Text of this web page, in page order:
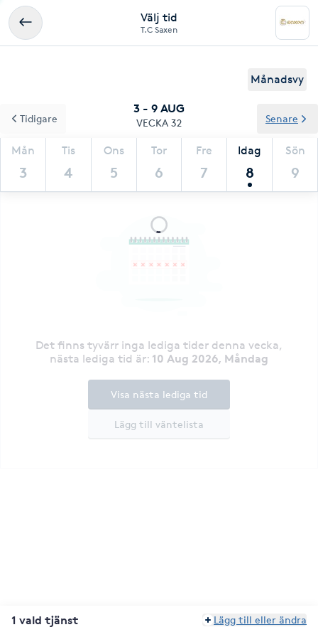
Välj tid
T.C Saxen
Månadsvy
3 - 9 AUG
VECKA 32
Mån
3
Tis
4
Ons
5
Tor
6
Fre
7
Idag
8
Sön
9
Tidigare Senare
Det finns tyvärr inga lediga tider denna vecka,
nästa lediga tid är: 10 Aug 2026, Måndag
Lägg till väntelista
Visa nästa lediga tid
1 vald tjänst Lägg till eller ändra